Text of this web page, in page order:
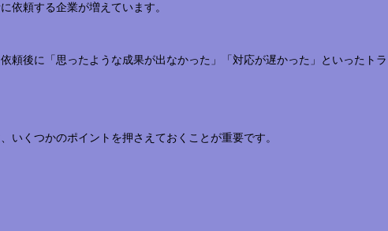
依頼する企業が増えています。
頼後に「思ったような成果が出なかった」「対応が遅かった」といったト
いくつかのポイントを押さえておくことが重要です。